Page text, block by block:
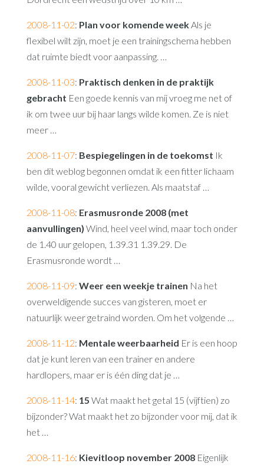
2008-11-02: Plan voor komende weekAls je
flexibel wilt zijn, moet je een trainingschema hebben
dat ruimte biedt voor aanpassing. …
2008-11-03: Praktisch denken in de praktijk
gebracht Een goede kennis van mij vroeg me net of
ik om twee uur bij haar langs wilde komen. Ze is niet
meer …
2008-11-07: Bespiegelingen in de toekomst Ik
ben dit weblog begonnen omdat ik een fitter lichaam
wilde, vooral gewicht verliezen. Als maatstaf …
2008-11-08: Erasmusronde 2008 (met
aanvullingen) Wind, heel veel wind, maar toch onder
de 1.40 uur gelopen, 1.39.31 1.39.29. De
Erasmusronde wordt …
2008-11-09: Weer een weekje trainen Na het
overweldigende succes van gisteren, moet er
natuurlijk weer getraind worden. Om het volgende …
2008-11-12: Mentale weerbaarheid Er is een hoop
dat je kunt leren van een trainer en andere
hardlopers, maar er is één ding dat je …
2008-11-14: 15 Wat maakt het getal 15 (vijftien) zo
bijzonder? Wat maakt het zo bijzonder voor mij, dat ik
het …
2008-11-16: Kievitloop november 2008Eigenlijk